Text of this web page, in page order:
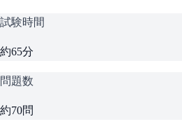
試験時間
約65分
問題数
約70問